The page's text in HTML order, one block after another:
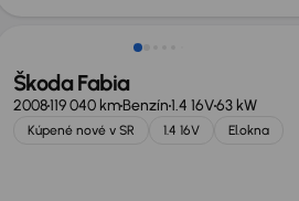
Škoda Fabia
2008119 040 kmBenzín1.4 16V63 kW
Kúpené nové v SR 1.4 16V El.okna